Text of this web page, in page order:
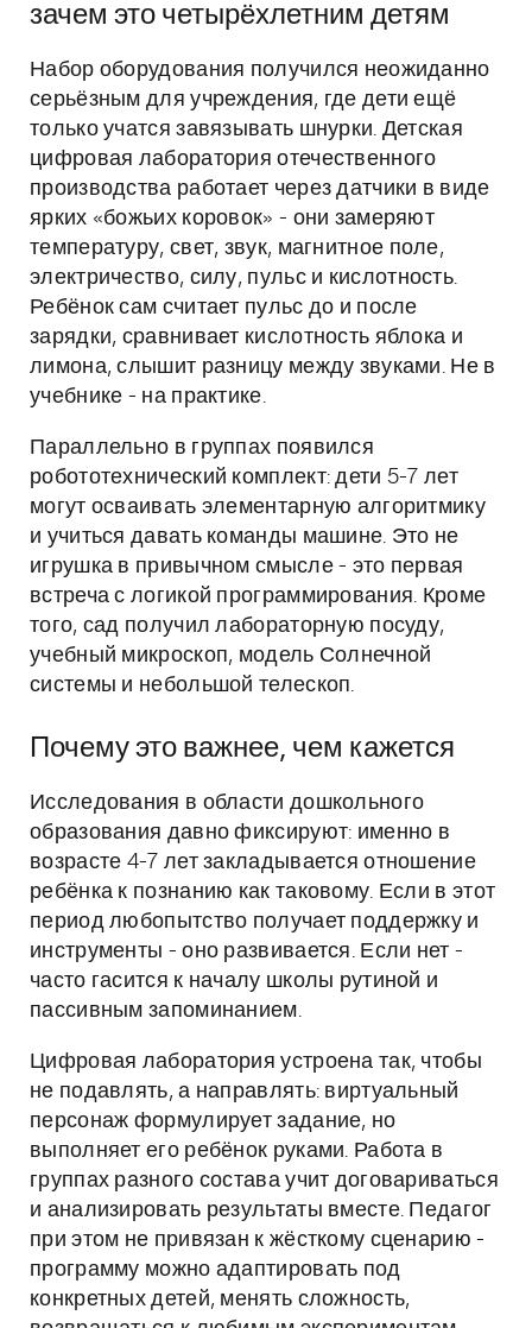
зачем это четырёхлетним детям
Набор оборудования получился неожиданно
серьёзным для учреждения, где дети ещё
только учатся завязывать шнурки. Детская
цифровая лаборатория отечественного
производства работает через датчики в виде
ярких «божьих коровок» - они замеряют
температуру, свет, звук, магнитное поле,
электричество, силу, пульс и кислотность.
Ребёнок сам считает пульс до и после
зарядки, сравнивает кислотность яблока и
лимона, слышит разницу между звуками. Не в
учебнике - на практике.
Параллельно в группах появился
робототехнический комплект: дети 5-7 лет
могут осваивать элементарную алгоритмику
и учиться давать команды машине. Это не
игрушка в привычном смысле - это первая
встреча с логикой программирования. Кроме
того, сад получил лабораторную посуду,
учебный микроскоп, модель Солнечной
системы и небольшой телескоп.
Почему это важнее, чем кажется
Исследования в области дошкольного
образования давно фиксируют: именно в
возрасте 4-7 лет закладывается отношение
ребёнка к познанию как таковому. Если в этот
период любопытство получает поддержку и
инструменты - оно развивается. Если нет -
часто гасится к началу школы рутиной и
пассивным запоминанием.
Цифровая лаборатория устроена так, чтобы
не подавлять, а направлять: виртуальный
персонаж формулирует задание, но
выполняет его ребёнок руками. Работа в
группах разного состава учит договариваться
и анализировать результаты вместе. Педагог
при этом не привязан к жёсткому сценарию -
программу можно адаптировать под
конкретных детей, менять сложность,